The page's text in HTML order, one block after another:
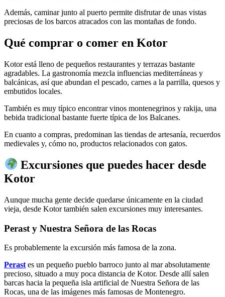
Además, caminar junto al puerto permite disfrutar de unas vistas
preciosas de los barcos atracados con las montañas de fondo.
Qué comprar o comer en Kotor
Kotor está lleno de pequeños restaurantes y terrazas bastante
agradables. La gastronomía mezcla influencias mediterráneas y
balcánicas, así que abundan el pescado, carnes a la parrilla, quesos y
embutidos locales.
También es muy típico encontrar vinos montenegrinos y rakija, una
bebida tradicional bastante fuerte típica de los Balcanes.
En cuanto a compras, predominan las tiendas de artesanía, recuerdos
medievales y, cómo no, productos relacionados con gatos.
Excursiones que puedes hacer desde
Kotor
Aunque mucha gente decide quedarse únicamente en la ciudad
vieja, desde Kotor también salen excursiones muy interesantes.
Perast y Nuestra Señora de las Rocas
Es probablemente la excursión más famosa de la zona.
Perastes un pequeño pueblo barroco junto al mar absolutamente
precioso, situado a muy poca distancia de Kotor. Desde allí salen
barcas hacia la pequeña isla artificial de Nuestra Señora de las
Rocas, una de las imágenes más famosas de Montenegro.